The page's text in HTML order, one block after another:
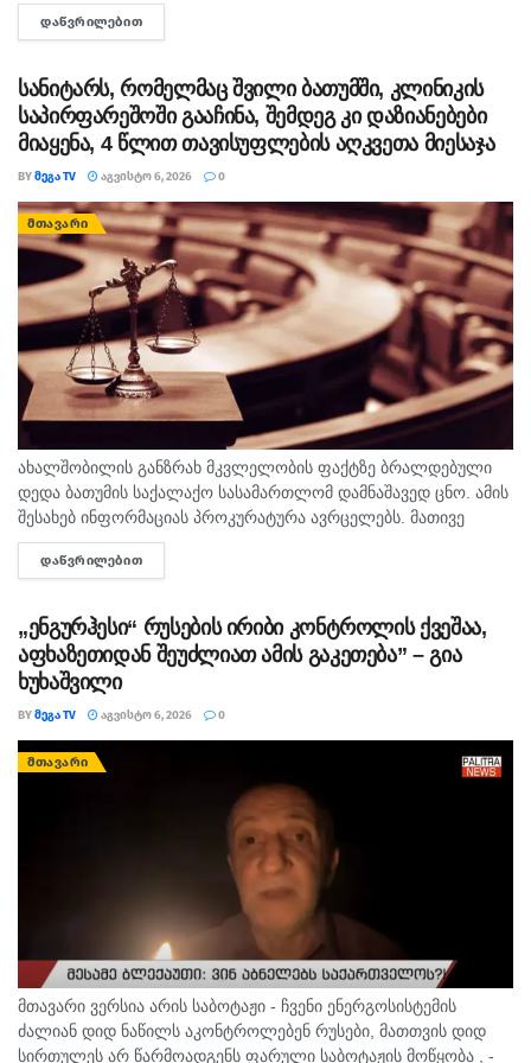
თავისუფლების აღკვეთა მიესაჯა, თუმცა აღნიშნულმა
ᲓᲐᲬᲕᲠᲘᲚᲔᲑᲘᲗ
სანიტარს, რომელმაც შვილი ბათუმში, კლინიკის
საპირფარეშოში გააჩინა, შემდეგ კი დაზიანებები
მიაყენა, 4 წლით თავისუფლების აღკვეთა მიესაჯა
BYᲛᲔᲒᲐ TV ᲐᲒᲕᲘᲡᲢᲝ 6, 2026 0
ᲛᲗᲐᲕᲐᲠᲘ
ახალშობილის განზრახ მკვლელობის ფაქტზე ბრალდებული
დედა ბათუმის საქალაქო სასამართლომ დამნაშავედ ცნო. ამის
შესახებ ინფორმაციას პროკურატურა ავრცელებს. მათივე
ინფორმაციით, საქმე ეხება, 22 თებერვალს, ბათუმის ერთ-
ერთი კლინიკაში მომხდარ ფაქტს, რა დროსაც კლინიკის ერთ-
ᲓᲐᲬᲕᲠᲘᲚᲔᲑᲘᲗ
„ენგურჰესი“ რუსების ირიბი კონტროლის ქვეშაა,
აფხაზეთიდან შეუძლიათ ამის გაკეთება” – გია
ხუხაშვილი
BYᲛᲔᲒᲐ TV ᲐᲒᲕᲘᲡᲢᲝ 6, 2026 0
ᲛᲗᲐᲕᲐᲠᲘ
მთავარი ვერსია არის საბოტაჟი - ჩვენი ენერგოსისტემის
ძალიან დიდ ნაწილს აკონტროლებენ რუსები, მათთვის დიდ
სირთულეს არ წარმოადგენს ფარული საბოტაჟის მოწყობა , -